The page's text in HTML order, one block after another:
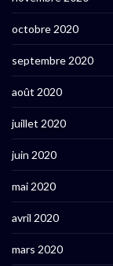
octobre 2020
septembre 2020
août 2020
juillet 2020
juin 2020
mai 2020
avril 2020
mars 2020